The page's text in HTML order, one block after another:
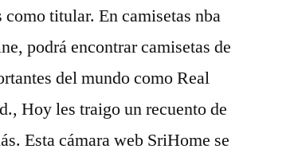
titular. En camisetas nba
podrá encontrar camisetas de
del mundo como Real
Hoy les traigo un recuento de
Esta cámara web SriHome se